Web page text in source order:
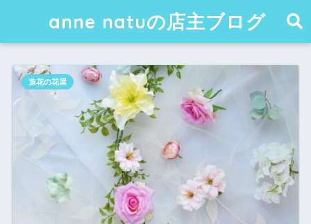
anne natuの店主ブログ
造花の花屋